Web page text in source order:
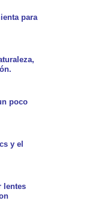
para
poco
y el
lentes